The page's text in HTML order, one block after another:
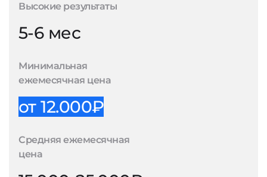
Высокие результаты
5-6 мес
Минимальная
ежемесячная цена
от 12.000₽
Средняя ежемесячная
цена